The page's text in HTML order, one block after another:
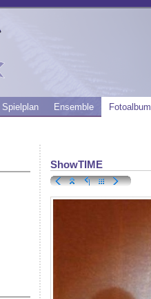
Spielplan Ensemble Fotoalbum
ShowTIME